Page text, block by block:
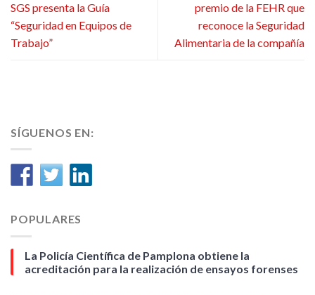
SGS presenta la Guía
“Seguridad en Equipos de
Trabajo”
premio de la FEHR que
reconoce la Seguridad
Alimentaria de la compañía
SÍGUENOS EN:
POPULARES
La Policía Científica de Pamplona obtiene la
acreditación para la realización de ensayos forenses